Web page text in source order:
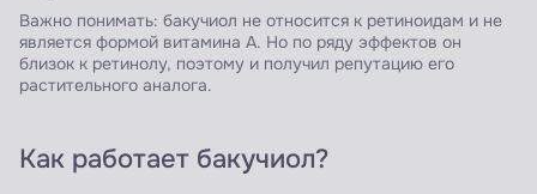
Важно понимать: бакучиол не относится к ретиноидам и не
является формой витамина A. Но по ряду эффектов он
близок к ретинолу, поэтому и получил репутацию его
растительного аналога.
Как работает бакучиол?